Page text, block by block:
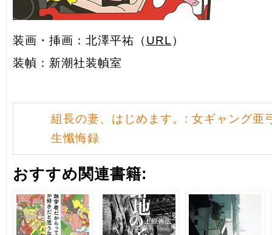
装画・挿画：北澤平祐（ URL ）
装幀：新潮社装幀室
組長の妻、はじめます。: 女ギャング亜
生懺悔録
おすすめ関連書籍: